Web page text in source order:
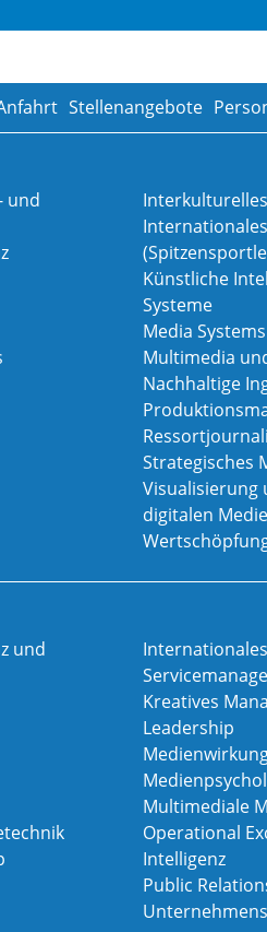
Stellenangebote
und
Künstliche
Systeme
Media
Multimedia
Nachhaltige
Strategisches
Visualisierung
digitalen
und
Kreatives
Leadership
Multimediale
Operational
Intelligenz
Public